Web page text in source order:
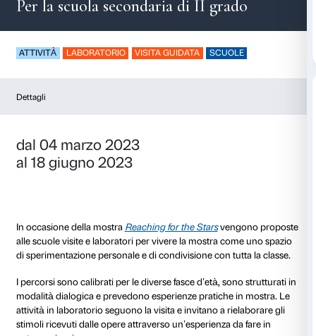
La rivoluzione
Per la scuola secondaria di II
Dettagli
dal 04 marzo 2023
al 18 giugno 2023